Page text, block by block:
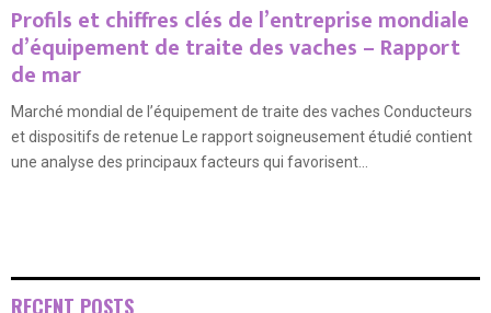
Profils et chiffres clés de l’entreprise mondiale
d’équipement de traite des vaches – Rapport
de mar
Marché mondial de l’équipement de traite des vaches Conducteurs
et dispositifs de retenue Le rapport soigneusement étudié contient
une analyse des principaux facteurs qui favorisent...
RECENT POSTS